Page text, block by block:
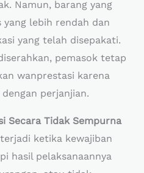
Namun, barang yang
lebih rendah dan
yang telah disepakati.
pemasok tetap
wanprestasi karena
perjanjian.
Secara Tidak Sempurna
ketika kewajiban
hasil pelaksanaannya